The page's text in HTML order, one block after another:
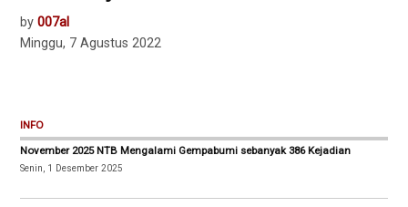
by 007al
Minggu, 7 Agustus 2022
INFO
November 2025 NTB Mengalami Gempabumi sebanyak 386 Kejadian
Senin, 1 Desember 2025